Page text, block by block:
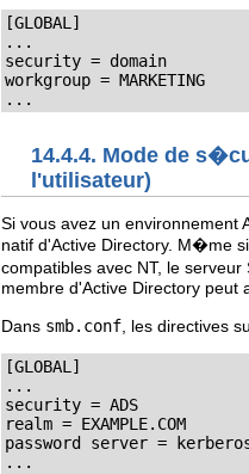
[GLOBAL]
...
security = domain
workgroup = MARKETING
...
14.4.4. Mode de
l'utilisateur)
Si vous avez un environnement
natif d'Active Directory. M�me
compatibles avec NT, le
membre d'Active Directory peut
Dans smb.conf , les directives
[GLOBAL]
...
security = ADS
realm = EXAMPLE.COM
password server =
...